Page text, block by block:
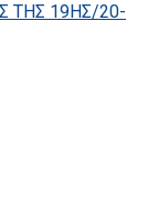
ΤΗΣ 19ΗΣ/20-